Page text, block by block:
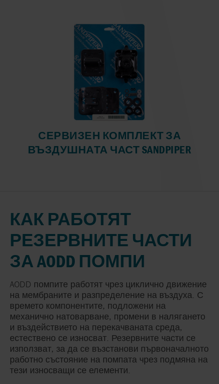
СЕРВИЗЕН КОМПЛЕКТ ЗА
ВЪЗДУШНАТА ЧАСТ SANDPIPER
КАК РАБОТЯТ
РЕЗЕРВНИТЕ ЧАСТИ
ЗА AODD ПОМПИ
AODD помпите работят чрез циклично движение
на мембраните и разпределение на въздуха. С
времето компонентите, подложени на
механично натоварване, промени в налягането
и въздействието на перекачваната среда,
естествено се износват. Резервните части се
използват, за да се възстанови първоначалното
работно състояние на помпата чрез подмяна на
тези износващи се елементи.